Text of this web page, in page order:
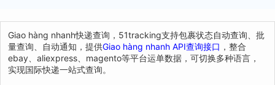
Giao hàng nhanh快递查询，51tracking支持包裹状态自动查询、批
量查询、自动通知，提供Giao hàng nhanh API查询接口 ，整合
ebay、aliexpress、magento等平台运单数据，可切换多种语言，
实现国际快递一站式查询。